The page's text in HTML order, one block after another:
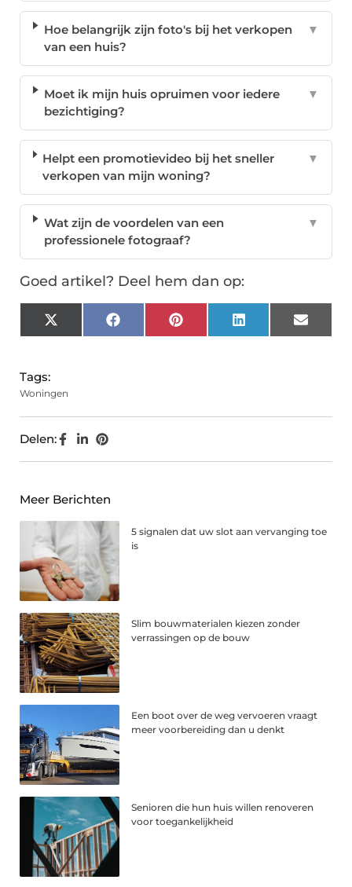
Hoe belangrijk zijn foto's bij het verkopen
van een huis?
▼
Moet ik mijn huis opruimen voor iedere
bezichtiging?
▼
Helpt een promotievideo bij het sneller
verkopen van mijn woning?
▼
Wat zijn de voordelen van een
professionele fotograaf?
▼
Goed artikel? Deel hem dan op:
X
(Twitter)
FacebookPinterest LinkedIn Email
Tags:
Woningen
Delen:
Meer Berichten
5 signalen dat uw slot aan vervanging toe
is
Slim bouwmaterialen kiezen zonder
verrassingen op de bouw
Een boot over de weg vervoeren vraagt
meer voorbereiding dan u denkt
Senioren die hun huis willen renoveren
voor toegankelijkheid